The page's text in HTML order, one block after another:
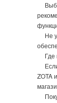
Не
Где
Если
ZOTA